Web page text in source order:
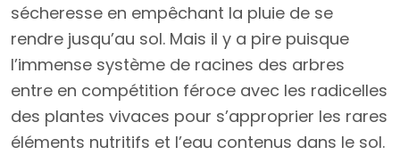
sécheresse en empêchant la pluie de se
rendre jusqu’au sol. Mais il y a pire puisque
l’immense système de racines des arbres
entre en compétition féroce avec les radicelles
des plantes vivaces pour s’approprier les rares
éléments nutritifs et l’eau contenus dans le sol.